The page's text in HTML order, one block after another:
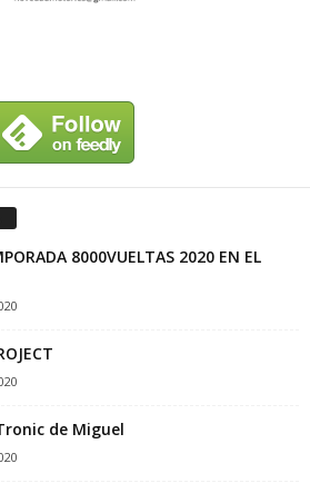
8000VUELTAS 2020 EN EL
de Miguel